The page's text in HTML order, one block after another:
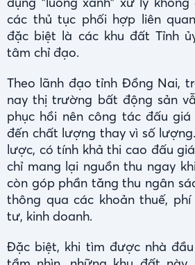
các thủ tục phối hợp liên
đặc biệt là các khu đất Tỉnh
tâm chỉ đạo.
Theo lãnh đạo tỉnh Đồng Nai,
nay thị trường bất động sản
phục hồi nên công tác đấu
đến chất lượng thay vì số
lược, có tính khả thi cao đấu
chỉ mang lại nguồn thu ngay
còn góp phần tăng thu ngân
thông qua các khoản thuế,
tư, kinh doanh.
Đặc biệt, khi tìm được nhà